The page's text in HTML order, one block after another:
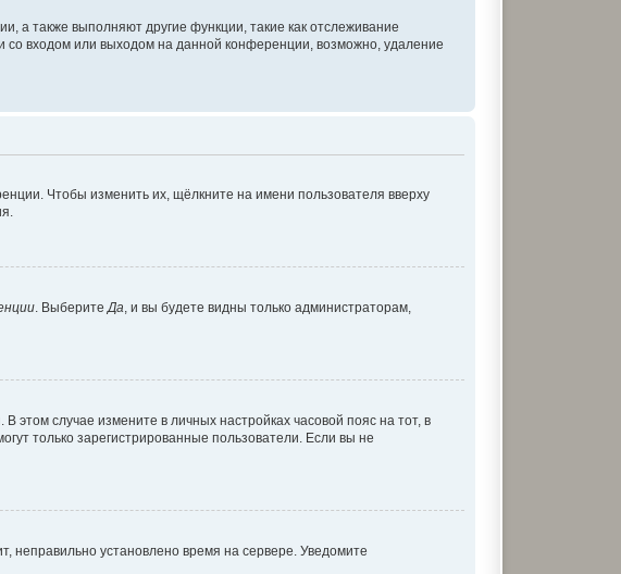
а также выполняют другие функции, такие как отслеживание
входом или выходом на данной конференции, возможно, удаление
Чтобы изменить их, щёлкните на имени пользователя вверху
. ВыберитеДа , и вы будете видны только администраторам,
этом случае измените в личных настройках часовой пояс на тот, в
только зарегистрированные пользователи. Если вы не
неправильно установлено время на сервере. Уведомите